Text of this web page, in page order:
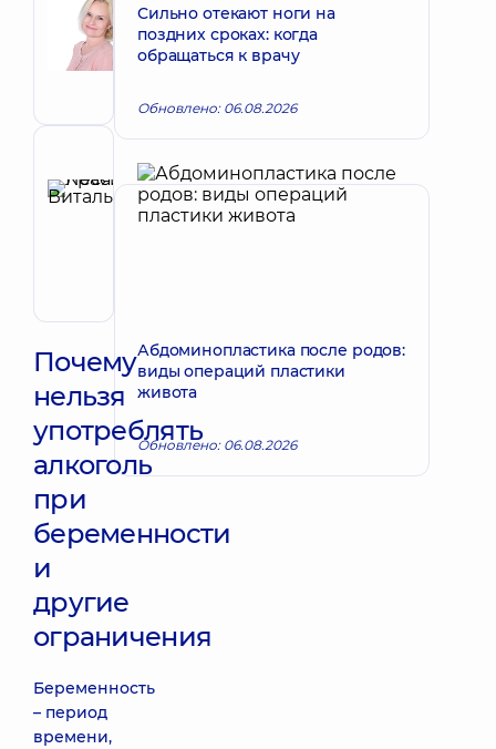
Наталья
Викторовна
Акушер-
Врач
Запись к врачу
Рецензент
Красий
Леся
диагностики
Запись к врачу
Почему
нельзя
употреблять
алкоголь
при
беременности
и
другие
ограничения
Беременность
– период
времени,
Сильно отекают ноги на
поздних сроках: когда
обращаться к врачу
Обновлено: 06.08.2026
Абдоминопластика после родов:
виды операций пластики
живота
Обновлено: 06.08.2026